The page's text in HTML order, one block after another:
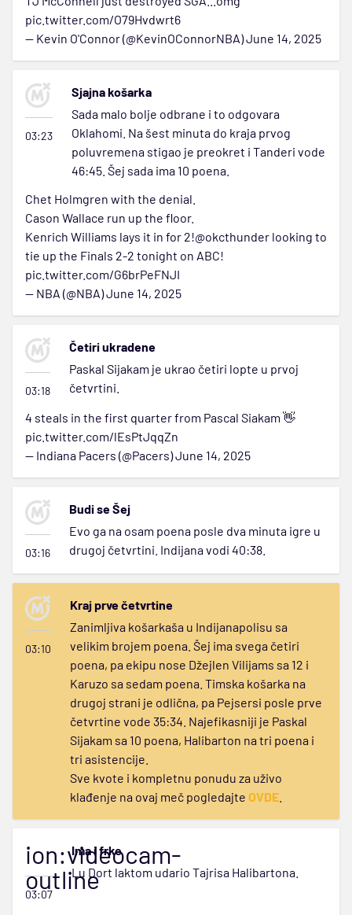
pic.twitter.com/O79Hvdwrt6
— Kevin O'Connor (@KevinOConnorNBA)June 14, 2025
03:23
Sjajna košarka
Sada malo bolje odbrane i to odgovara
Oklahomi. Na šest minuta do kraja prvog
poluvremena stigao je preokret i Tanderi vode
46:45. Šej sada ima 10 poena.
Chet Holmgren with the denial.
Cason Wallace run up the floor.
Kenrich Williams lays it in for 2!@okcthunder looking to
tie up the Finals 2-2 tonight on ABC!
pic.twitter.com/G6brPeFNJI
— NBA (@NBA)June 14, 2025
03:18
Četiri ukradene
Paskal Sijakam je ukrao četiri lopte u prvoj
četvrtini.
4 steals in the first quarter from Pascal Siakam 👋
pic.twitter.com/lEsPtJqqZn
— Indiana Pacers (@Pacers)June 14, 2025
03:16
Budi se Šej
Evo ga na osam poena posle dva minuta igre u
drugoj četvrtini. Indijana vodi 40:38.
03:10
Kraj prve četvrtine
Zanimljiva košarkaša u Indijanapolisu sa
velikim brojem poena. Šej ima svega četiri
poena, pa ekipu nose Džejlen Vilijams sa 12 i
Karuzo sa sedam poena. Timska košarka na
drugoj strani je odlična, pa Pejsersi posle prve
četvrtine vode 35:34. Najefikasniji je Paskal
Sijakam sa 10 poena, Halibarton na tri poena i
tri asistencije.
Sve kvote i kompletnu ponudu za uživo
klađenje na ovaj meč pogledajte OVDE
ion:videocam-
outline
03:07
Ima i frke
Lu Dort laktom udario Tajrisa Halibartona.